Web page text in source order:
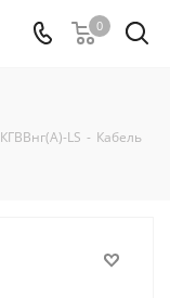
0
КГВВнг(А)-LS - Кабель